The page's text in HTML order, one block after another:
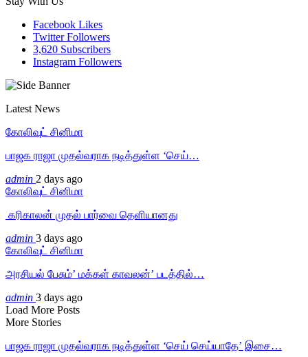
Facebook Likes
Twitter Followers
3,620 Subscribers
Instagram Followers
Latest News
கோலிவுட் சினிமா
பாஜக ராஜா முதல்வராக நடித்துள்ள ‘செய்…
admin 2 days ago
கோலிவுட் சினிமா
‎ கரிகாலன் முதல் பார்வை தெளியானது
admin 3 days ago
கோலிவுட் சினிமா
அரசியல் பேசும்’ மக்கள் காவலன்’ படத்தில்…
admin 3 days ago
Load More Posts
More Stories
பாஜக ராஜா முதல்வராக நடித்துள்ள ‘செய் செய்யாதே’ இசை…